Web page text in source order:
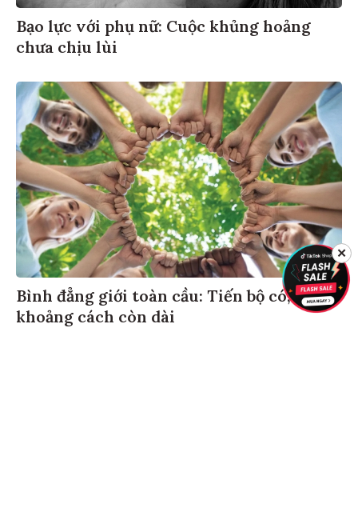
Bạo lực với phụ nữ: Cuộc khủng hoảng
chưa chịu lùi
Bình đẳng giới toàn cầu: Tiến bộ có,
khoảng cách còn dài
✕